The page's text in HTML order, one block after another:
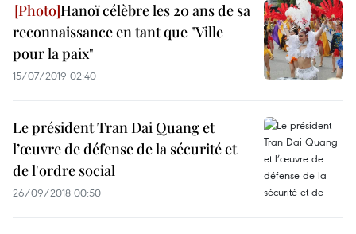
Hanoï célèbre les 20 ans de sa
reconnaissance en tant que "Ville
pour la paix"
15/07/2019 02:40
Le président Tran Dai Quang et
l’œuvre de défense de la sécurité et
de l'ordre social
26/09/2018 00:50